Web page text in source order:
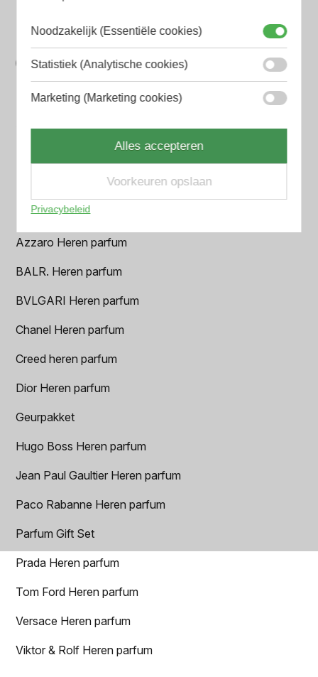
Bespaar tijd en geld
Wij hebben alle prijzen voor je verzameld zodat jij
Amouage Heren parfum
Aramis Heren parfum
Armani Heren parfum
Azzaro Heren parfum
BALR. Heren parfum
BVLGARI Heren parfum
Chanel Heren parfum
Creed heren parfum
Dior Heren parfum
Geurpakket
Hugo Boss Heren parfum
Jean Paul Gaultier Heren parfum
Paco Rabanne Heren parfum
Parfum Gift Set
Prada Heren parfum
Tom Ford Heren parfum
Versace Heren parfum
Viktor & Rolf Heren parfum
Noodzakelijk (Essentiële cookies)
Statistiek (Analytische cookies)
Marketing (Marketing cookies)
Alles accepteren
Voorkeuren opslaan
Privacybeleid